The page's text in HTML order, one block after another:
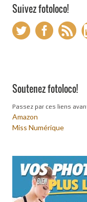
Suivez fotoloco!
Soutenez fotoloco!
Passez par ces liens
Amazon
Miss Numérique